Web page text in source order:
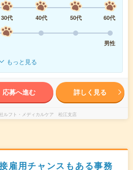
30代 40代 50代
60代
男性
もっと見る
応募へ進む 詳しく見る
ルフト・メディカルケア 松江支店
雇用チャンスもある事務